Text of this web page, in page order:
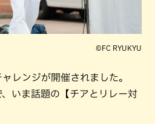
©︎FC RYUKYU
レンジが開催されました。
いま話題の【チアとリレー対